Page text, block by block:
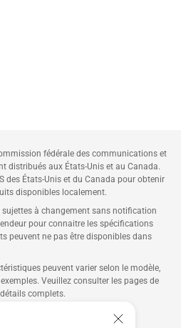
fédérale des communications et
distribués aux États-Unis et au Canada.
des États-Unis et du Canada pour obtenir
disponibles localement.
à changement sans notification
pour connaitre les spécifications
peuvent ne pas être disponibles dans
peuvent varier selon le modèle,
Veuillez consulter les pages de
complets.
des logiciels sont sujettes à